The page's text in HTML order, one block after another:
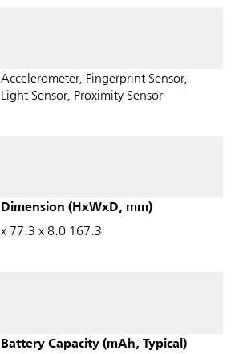
Accelerometer, Fingerprint Sensor,
Light Sensor, Proximity Sensor
Dimension (HxWxD, mm)
167.3 x 77.3 x 8.0
Battery Capacity (mAh, Typical)